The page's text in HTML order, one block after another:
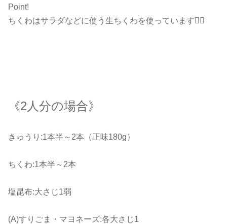
Point!
ちくわはサラダなどに使う生ちくわを使っています💁‍♀️
《2人分の場合》
きゅうり:1本半～2本（正味180g）
ちくわ:1本半～2本
塩昆布:大さじ1弱
(A)すりごま・マヨネーズ:各大さじ1